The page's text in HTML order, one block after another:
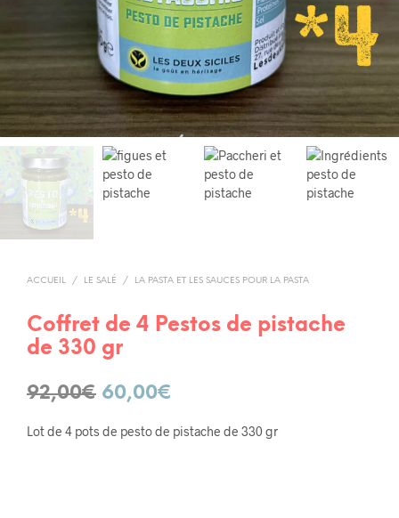
ACCUEIL / LE SALÉ / LA PASTA ET LES SAUCES POUR LA PASTA
Coffret de 4 Pestos de pistache
de 330 gr
92,00€ Le
prix
60,00€
prix
Lot de 4 pots de pesto de pistache de 330 gr